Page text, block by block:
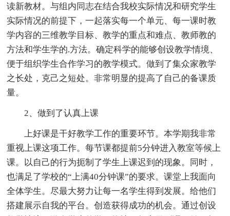
读新教材。与组内同志在结合我校实际情况和研究学生
实际情况的前提下，一起落实每一个单元、每一课时教
学内容的三维教学目标、教学的重点和难点、教师教的
方法和学生学的.方法。确定科学的能够创设教学情境、
便于组织学生合作学习的教学模式。做到了集众家教学
之长处，克己之短处。非常明显的提高了自己的备课质
量。
2、做到了认真上课
上好课是干好教学工作的重要环节。本学期我非常
重视上课这项工作。每节课都提前5分钟进入教室等候上
课。以自己的行为扼制了学生上课迟到的现象。同时，
也满足了学校的“上满40分钟课”的要求。课堂上我面向
全体学生。尽最大努力让每一名学生得到发展。给他们
搭建展示自我的平台。创造获得成功的机会。通过创设